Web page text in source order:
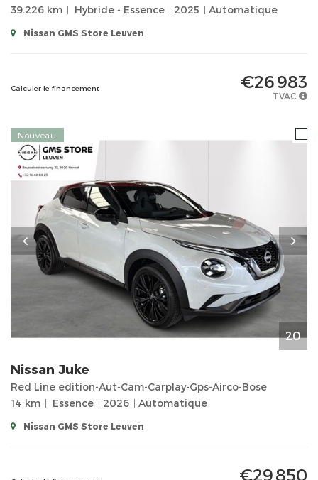
39.226 km Hybride - Essence 2025 Automatique
Nissan GMS Store Leuven
Calculer le financement €26 983
TVAC
20
Nouveau
Nissan Juke
Red Line edition-Aut-Cam-Carplay-Gps-Airco-Bose
14 km
Essence 2026 Automatique
Nissan GMS Store Leuven
€29 850